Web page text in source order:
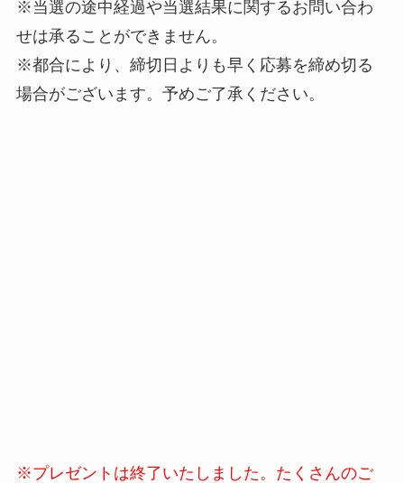
※当選の途中経過や当選結果に関するお問い合わ
せは承ることができません。
※都合により、締切日よりも早く応募を締め切る
場合がございます。予めご了承ください。
※プレゼントは終了いたしました。たくさんのご